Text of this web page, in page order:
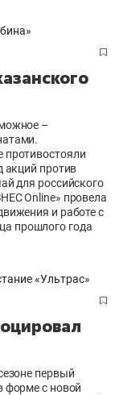
–
противостояли
акций против
для российского
Online» провела
и работе с
прошлого года
первый
форме с новой